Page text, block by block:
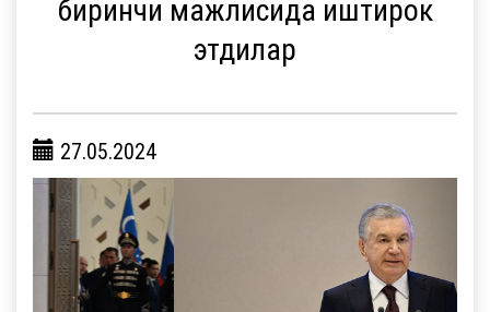
биринчи мажлисида иштирок
этдилар
27.05.2024